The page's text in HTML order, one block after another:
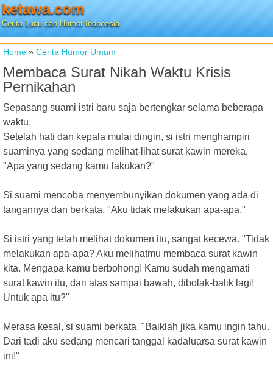
ketawa.com
Cerita Lucu dan Humor Indonesia
Home » Cerita Humor Umum
Membaca Surat Nikah Waktu Krisis
Pernikahan
Sepasang suami istri baru saja bertengkar selama beberapa
waktu.
Setelah hati dan kepala mulai dingin, si istri menghampiri
suaminya yang sedang melihat-lihat surat kawin mereka,
"Apa yang sedang kamu lakukan?"
Si suami mencoba menyembunyikan dokumen yang ada di
tangannya dan berkata, "Aku tidak melakukan apa-apa."
Si istri yang telah melihat dokumen itu, sangat kecewa. "Tidak
melakukan apa-apa? Aku melihatmu membaca surat kawin
kita. Mengapa kamu berbohong! Kamu sudah mengamati
surat kawin itu, dari atas sampai bawah, dibolak-balik lagi!
Untuk apa itu?"
Merasa kesal, si suami berkata, "Baiklah jika kamu ingin tahu.
Dari tadi aku sedang mencari tanggal kadaluarsa surat kawin
ini!"